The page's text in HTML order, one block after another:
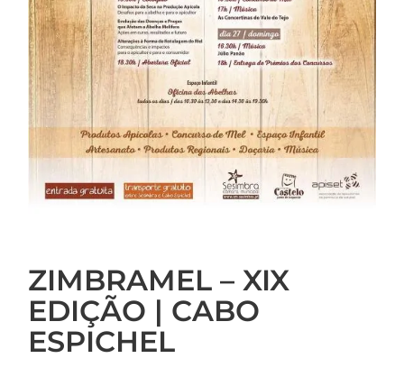
ZIMBRAMEL – XIX
EDIÇÃO | CABO
ESPICHEL